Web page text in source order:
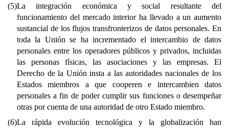
(5)La integración económica y social resultante del
funcionamiento del mercado interior ha llevado a un aumento
sustancial de los flujos transfronterizos de datos personales. En
toda la Unión se ha incrementado el intercambio de datos
personales entre los operadores públicos y privados, incluidas
las personas físicas, las asociaciones y las empresas. El
Derecho de la Unión insta a las autoridades nacionales de los
Estados miembros a que cooperen e intercambien datos
personales a fin de poder cumplir sus funciones o desempeñar
otras por cuenta de una autoridad de otro Estado miembro.
(6)La rápida evolución tecnológica y la globalización han